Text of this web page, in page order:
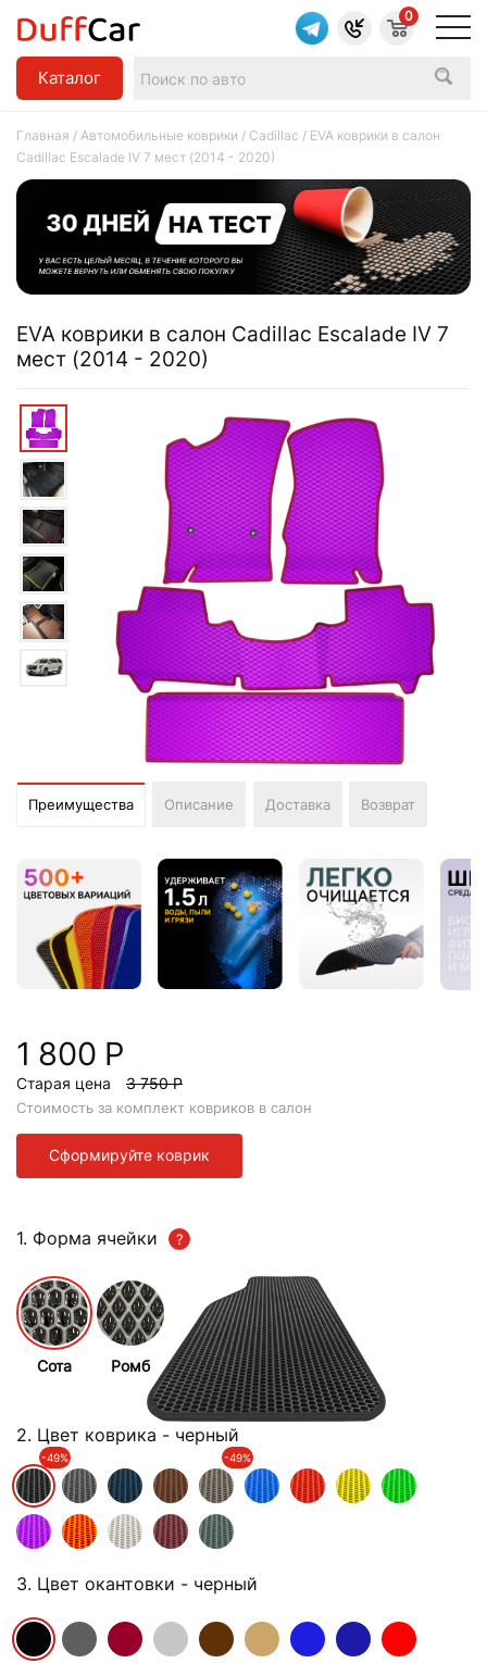
Каталог
0
Главная / Автомобильные коврики / Cadillac / EVA коврики в салон
Cadillac Escalade IV 7 мест (2014 - 2020)
EVA коврики в салон Cadillac Escalade IV 7
мест (2014 - 2020)
Преимущества Описание Доставка Возврат
1 800 Р
Старая цена 3 750 Р
Стоимость за комплект ковриков в салон
Сформируйте коврик
1. Форма ячейки
Сота Ромб
2. Цвет коврика - черный
-49% -49%
3. Цвет окантовки - черный